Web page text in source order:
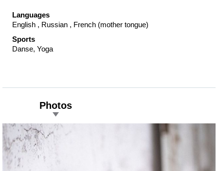
Languages
English , Russian , French (mother tongue)
Sports
Danse, Yoga
Photos